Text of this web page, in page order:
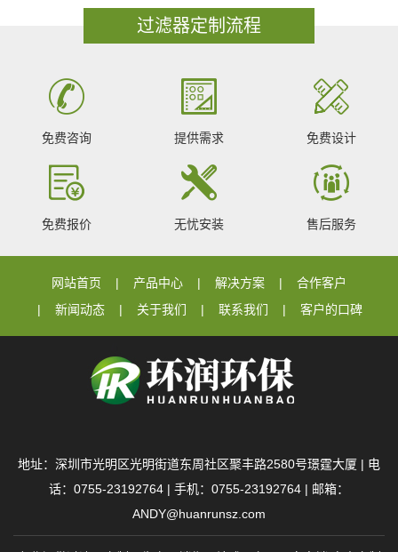
过滤器定制流程
免费咨询 提供需求 免费设计
免费报价 无忧安装 售后服务
网站首页 产品中心 解决方案
合作客户
新闻动态
关于我们 联系我们 客户的口碑
地址：深圳市光明区光明街道东周社区聚丰路2580号璟霆大厦 | 电
话：0755-23192764 | 手机：0755-23192764 | 邮箱：
ANDY@huanrunsz.com